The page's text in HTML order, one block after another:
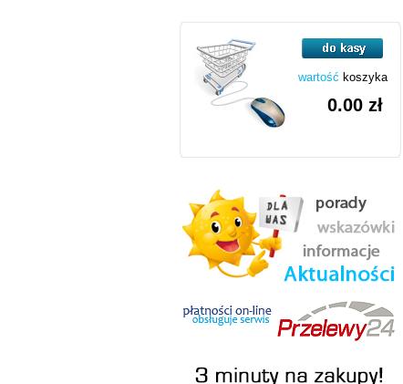
wartość koszyka
0.00 zł